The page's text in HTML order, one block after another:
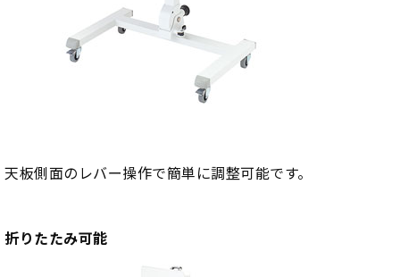
天板側面のレバー操作で簡単に調整可能です。
折りたたみ可能